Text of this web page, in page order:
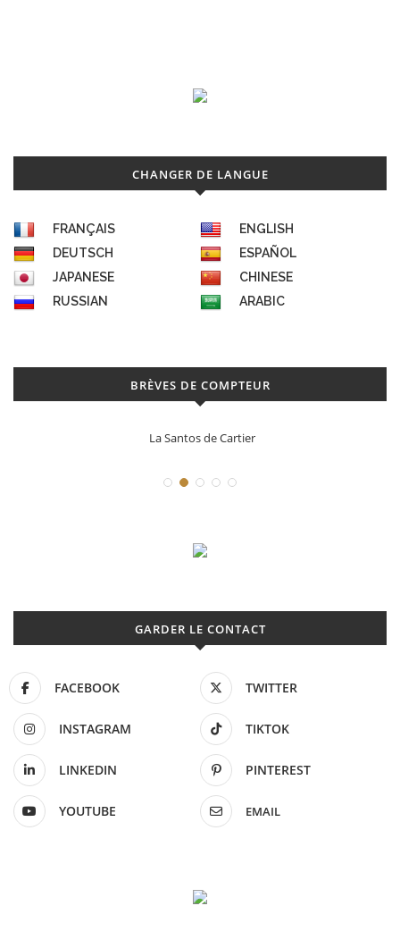
CHANGER DE LANGUE
FRANÇAIS
ENGLISH
DEUTSCH
ESPAÑOL
JAPANESE
CHINESE
RUSSIAN
ARABIC
BRÈVES DE COMPTEUR
La Santos de Cartier
GARDER LE CONTACT
FACEBOOK TWITTER
INSTAGRAM TIKTOK
LINKEDIN PINTEREST
YOUTUBE EMAIL